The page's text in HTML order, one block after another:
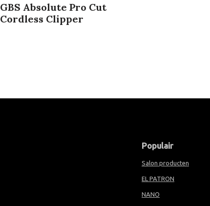
GBS Absolute Pro Cut
Cordless Clipper
Populair
Salon producten
EL PATRON
NANO